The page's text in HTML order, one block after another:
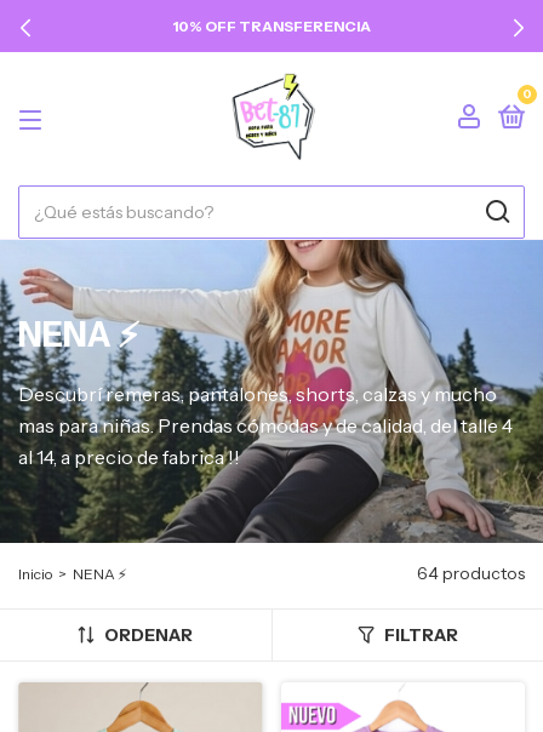
10% OFF TRANSFERENCIA
0
NENA ⚡
Descubrí remeras, pantalones, shorts, calzas y mucho
mas para niñas. Prendas cómodas y de calidad, del talle 4
al 14, a precio de fabrica !!
Inicio > NENA ⚡ 64 productos
ORDENAR FILTRAR